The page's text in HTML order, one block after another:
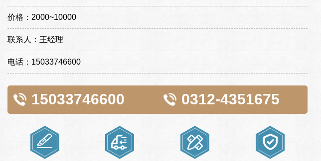
价格：2000~10000
联系人：王经理
电话：15033746600
15033746600 0312-4351675